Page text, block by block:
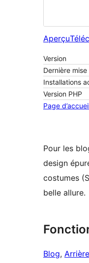
Aperçu
Version
Dernière mise
Installations
Version PHP
Page
Pour les
design
costumes
belle allure.
Blog,